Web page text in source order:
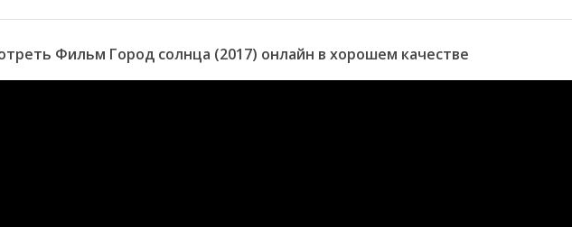
Фильм Город солнца (2017) онлайн в хорошем качестве